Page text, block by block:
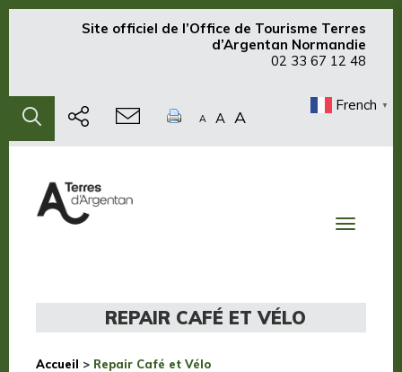
Site officiel de l’Office de Tourisme Terres
d’Argentan Normandie
02 33 67 12 48
A A A
French ▼
Toggle
REPAIR CAFÉ ET VÉLO
Accueil > Repair Café et Vélo